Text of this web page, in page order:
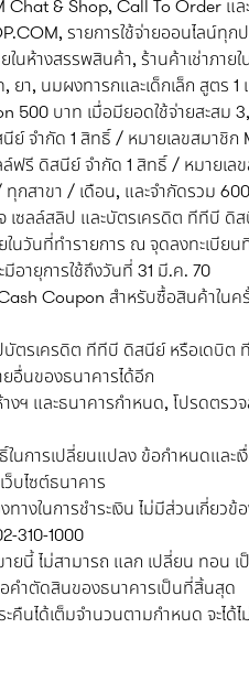
Chat & Shop, Call To Order แ
รายการใช้จ่ายออนไลน์ทุ
ยในห้างสรรพสินค้า, ร้านค้าเช่าภ
ยา, นมผงทารกและเด็กเล็ก สูตร 1
500 บาท เมื่อมียอดใช้จ่ายสะสม
ย์ จำกัด 1 สิทธิ์ / หมายเลขสมาชิ
ฟรี ดิสนีย์ จำกัด 1 สิทธิ์ / หมายเล
ทุกสาขา / เดือน, และจำกัดรวม
จ เซลล์สลิป และบัตรเครดิต ทีที
ในวันที่ทำรายการ ณ จุดลงทะเบียน
อายุการใช้ถึงวันที่ 31 มี.ค. 70
Cash Coupon สำหรับซื้อสินค้าใ
ปบัตรเครดิต ทีทีบี ดิสนีย์ หรือเดบิ
ยอื่นของธนาคารได้อีก
างฯ และธนาคารกำหนด, โปรดต
นการเปลี่ยนแปลง ข้อกำหนดและ
ว็บไซต์ธนาคาร
งทางในการชำระเงิน ไม่มีส่วนเกี่
310-1000
ายนี้ ไม่สามารถ แลก เปลี่ยน ทอน
คำตัดสินของธนาคารเป็นที่สิ้นสุด
ระคืนได้เต็มจำนวนตามกำหนด จะได้